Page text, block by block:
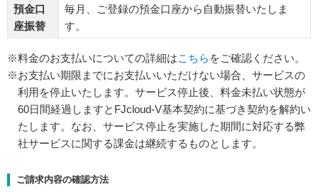
預金口
座振替
毎月、ご登録の預金口座から自動振替いたしま
す。
※料金のお支払いについての詳細はこちら をご確認ください。
※お⽀払い期限までにお⽀払いいただけない場合、サービスの
利用を停⽌いたします。サービス停⽌後、料⾦未払い状態が
60日間経過しますとFJcloud-V基本契約に基づき契約を解約い
たします。なお、サービス停止を実施した期間に対応する弊
社サービスに関する課金は継続するものとします。
ご請求内容の確認方法